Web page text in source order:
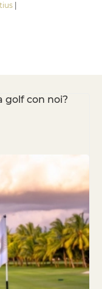
|
golf con noi?